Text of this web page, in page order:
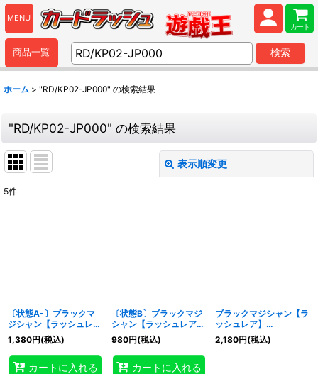
MENU
カート
商品一覧 検索
ホーム > "RD/KP02-JP000" の検索結果
"RD/KP02-JP000" の検索結果
表示順変更
カテゴリ:
特集:
5件
〔状態A-〕ブラックマ
ジシャン【ラッシュレ
ア】{RD/KP02-
JP000 }《RDモンスタ
ー》
1,380円(税込)
カートに入れる
〔状態B〕ブラックマジ
シャン【ラッシュレア】
{RD/KP02-JP000
《RDモンスター》
980円(税込)
カートに入れる
ブラックマジシャン【ラ
ッシュレア】
{RD/KP02-JP000
《RDモンスター》
2,180円(税込)